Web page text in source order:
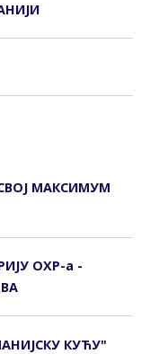
МАКСИМУМ
ОХР-а -
КУЋУ"